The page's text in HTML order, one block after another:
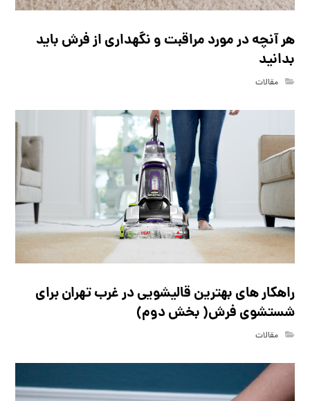
هر آنچه در مورد مراقبت و نگهداری از فرش باید
بدانید
مقالات
راهکار های بهترین قالیشویی در غرب تهران برای
شستشوی فرش( بخش دوم)
مقالات